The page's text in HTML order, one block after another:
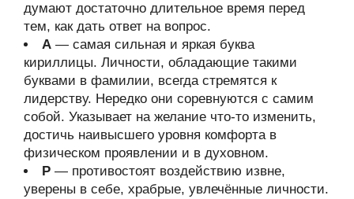
думают достаточно длительное время перед
тем, как дать ответ на вопрос.
А — самая сильная и яркая буква
кириллицы. Личности, обладающие такими
буквами в фамилии, всегда стремятся к
лидерству. Нередко они соревнуются с самим
собой. Указывает на желание что-то изменить,
достичь наивысшего уровня комфорта в
физическом проявлении и в духовном.
Р — противостоят воздействию извне,
уверены в себе, храбрые, увлечённые личности.